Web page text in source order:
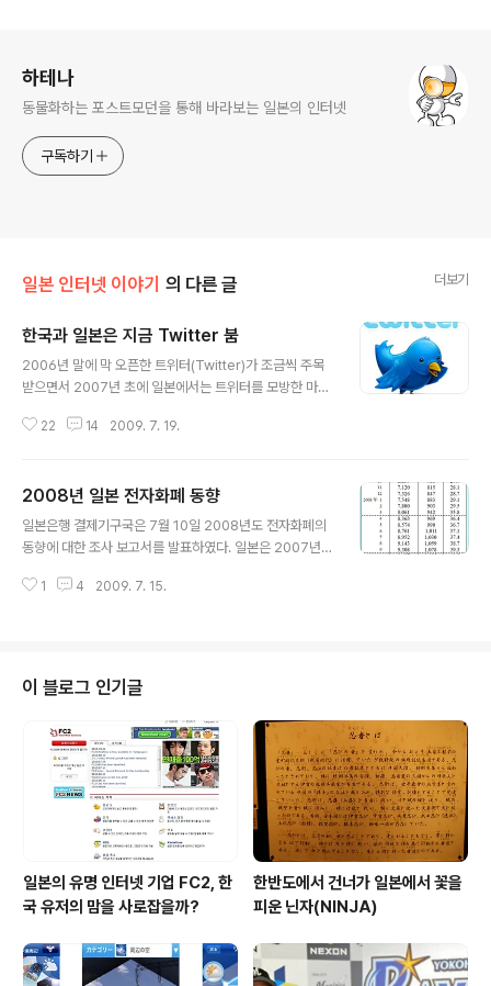
하테나
동물화하는 포스트모던을 통해 바라보는 일본의 인터넷
구독하기
일본 인터넷 이야기 의 다른 글 더보기
한국과 일본은 지금 Twitter 붐
2006년 말에 막 오픈한 트위터(Twitter)가 조금씩 주목
받으면서 2007년 초에 일본에서는 트위터를 모방한 마이
만, 140자라는 짧은 문장에 지금 무엇을 하고 있는지 혼자
한 마이크로 블로그 서비스를 사용하다 중도에 그만두는
일이 여기저기에서 벌어졌다. 그렇지만, 지금에 와서 상황
은 크게 변화고 있다. 인도 뭄바이 테러와 뉴욕 허드슨강 비
있게 되었고, 미국 대통령 선거에서 오바마 후보가 트위터
22 14 2009. 7. 19.
2008년 일본 전자화폐 동향
일본은행 결제기구국은 7월 10일 2008년도 전자화폐의
동향에 대한 조사 보고서를 발표하였다. 일본은 2007년을
하면서 발행수도 늘어나 2009년 1월에 1억 장을 넘어서,
로 인기를 끌고 있는 아이폰조차도 일본 시장에서 크게 성
공하지 못하는 이유 중 하나가 일본 휴대폰에 기본적으로
달린 전자화폐 기능이 없어서라고 하는데, 이번 조사를 보
면, 2009년 3월 현재 1,205만 대의 휴대폰에 전자화폐
기능이 달렸다고 나와 있어, 전체 휴대폰 보급 대수가 1억
대를 넘어서고 있는 점을..
1 4 2009. 7. 15.
이 블로그 인기글
일본의 유명 인터넷 기업 FC2, 한
국 유저의 맘을 사로잡을까?
한반도에서 건너가 일본에서 꽃을
피운 닌자(NINJA)